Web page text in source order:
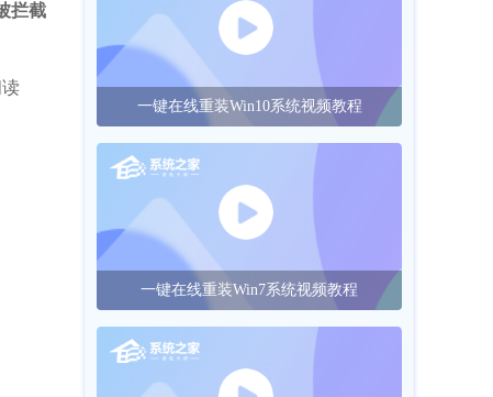
拦截
一键在线重装Win10系统视频教程
一键在线重装Win7系统视频教程